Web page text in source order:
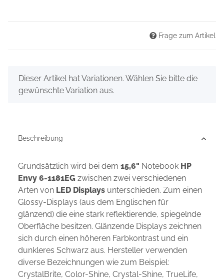
Frage zum Artikel
x
Dieser Artikel hat Variationen. Wählen Sie bitte die
gewünschte Variation aus.
Beschreibung
Grundsätzlich wird bei dem 15,6" Notebook HP
Envy 6-1181EG zwischen zwei verschiedenen
Arten von LED Displays unterschieden. Zum einen
Glossy-Displays (aus dem Englischen für
glänzend) die eine stark reflektierende, spiegelnde
Oberfläche besitzen. Glänzende Displays zeichnen
sich durch einen höheren Farbkontrast und ein
dunkleres Schwarz aus. Hersteller verwenden
diverse Bezeichnungen wie zum Beispiel:
CrystalBrite, Color-Shine, Crystal-Shine, TrueLife,